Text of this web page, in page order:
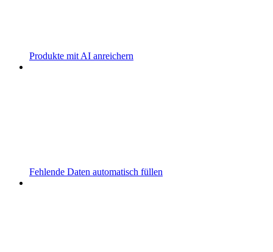
Produkte mit AI anreichern
Fehlende Daten automatisch füllen